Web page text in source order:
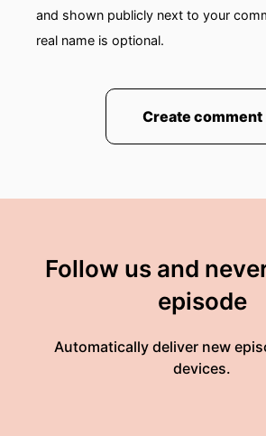
and shown publicly next to your
real name is optional.
Create comment
Follow us and
episode
Automatically deliver new
devices.